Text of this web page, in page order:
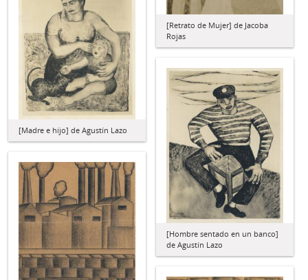
[Retrato de Mujer] de Jacoba
Rojas
[Madre e hijo] de Agustín Lazo
[Hombre sentado en un banco]
de Agustín Lazo